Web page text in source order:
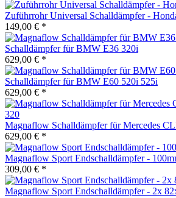
Zuführrohr Universal Schalldämpfer -
149,00 € *
Schalldämpfer für BMW E36 320i
629,00 € *
Schalldämpfer für BMW E60 520i 525i
629,00 € *
Magnaflow Schalldämpfer für Mercedes
629,00 € *
Magnaflow Sport Endschalldämpfer -
309,00 € *
Magnaflow Sport Endschalldämpfer - 2x